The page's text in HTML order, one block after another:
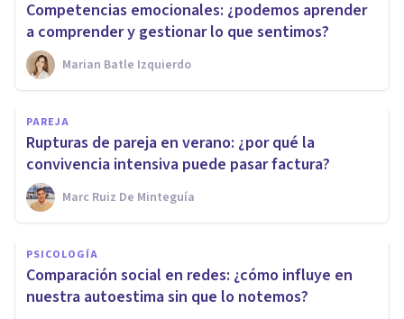
Competencias emocionales: ¿podemos aprender
a comprender y gestionar lo que sentimos?
Marian Batle Izquierdo
PAREJA
Rupturas de pareja en verano: ¿por qué la
convivencia intensiva puede pasar factura?
Marc Ruiz De Minteguía
PSICOLOGÍA
Comparación social en redes: ¿cómo influye en
nuestra autoestima sin que lo notemos?